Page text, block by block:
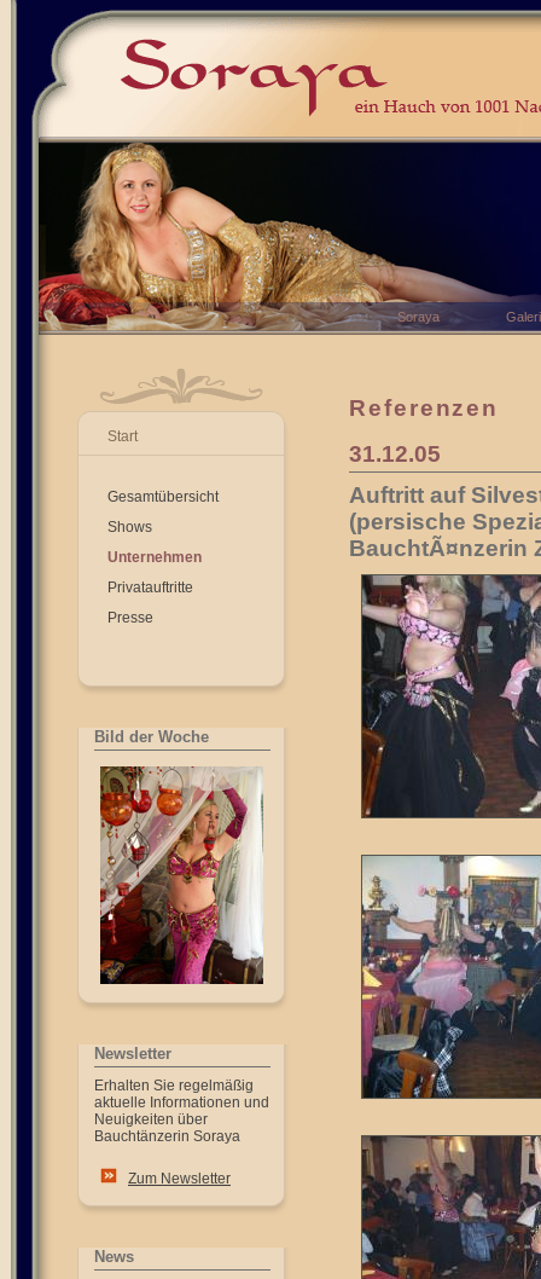
Start
Gesamtübersicht
Shows
Unternehmen
Privatauftritte
Presse
Bild der Woche
Newsletter
Erhalten Sie regelmäßig
aktuelle Informationen und
Neuigkeiten über
Bauchtänzerin Soraya
Zum Newsletter
News
Referenzen
31.12.05
Auftritt auf
(persische
BauchtÃ¤nzerin
Soraya